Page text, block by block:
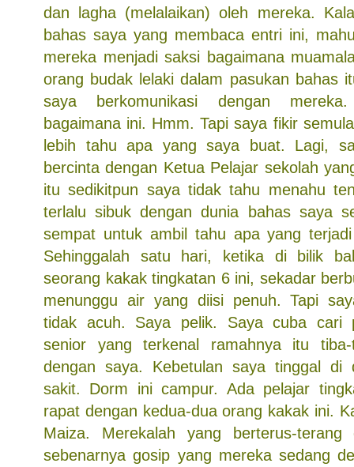
dan lagha (melalaikan) oleh mereka.
bahas saya yang membaca entri ini,
mereka menjadi saksi bagaimana
orang budak lelaki dalam pasukan bahas
saya berkomunikasi dengan
bagaimana ini. Hmm. Tapi saya fikir
lebih tahu apa yang saya buat. Lagi,
bercinta dengan Ketua Pelajar sekolah
itu sedikitpun saya tidak tahu menahu
terlalu sibuk dengan dunia bahas saya
sempat untuk ambil tahu apa yang
Sehinggalah satu hari, ketika di bilik
seorang kakak tingkatan 6 ini, sekadar
menunggu air yang diisi penuh. Tapi
tidak acuh. Saya pelik. Saya cuba cari
senior yang terkenal ramahnya itu
dengan saya. Kebetulan saya tinggal di
sakit. Dorm ini campur. Ada pelajar
rapat dengan kedua-dua orang kakak ini.
Maiza. Merekalah yang berterus-
sebenarnya gosip yang mereka sedang